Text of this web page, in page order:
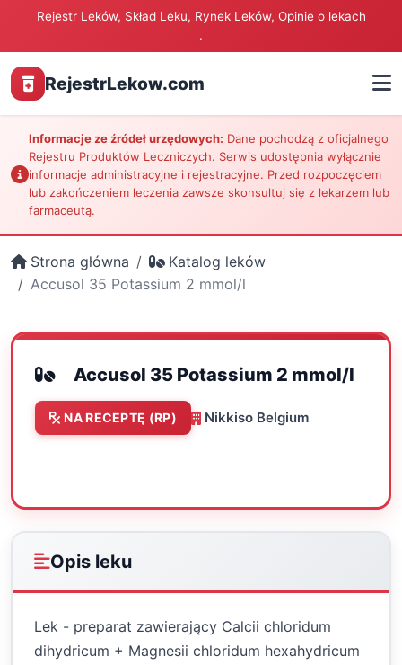
Rejestr Leków, Skład Leku, Rynek Leków, Opinie o lekach
.
RejestrLekow.com
Informacje ze źródeł urzędowych: Dane pochodzą z oficjalnego
Rejestru Produktów Leczniczych. Serwis udostępnia wyłącznie
informacje administracyjne i rejestracyjne. Przed rozpoczęciem
lub zakończeniem leczenia zawsze skonsultuj się z lekarzem lub
farmaceutą.
Strona główna
Katalog leków
Accusol 35 Potassium 2 mmol/l
Accusol 35 Potassium 2 mmol/l
NA RECEPTĘ (RP) Nikkiso Belgium
Opis leku
Lek - preparat zawierający Calcii chloridum
dihydricum + Magnesii chloridum hexahydricum